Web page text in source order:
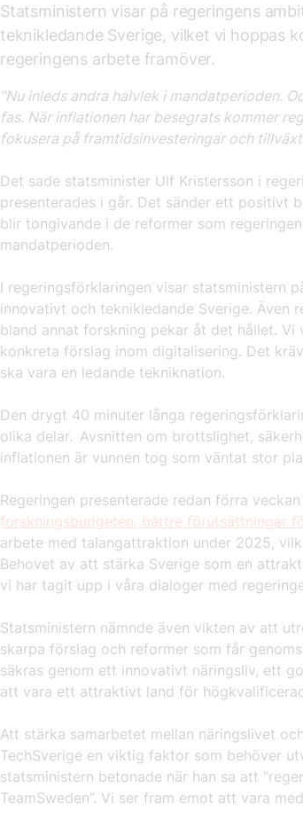
Statsministern visar på regeringens
teknikledande Sverige, vilket vi hoppas
regeringens arbete framöver.
”Nu inleds andra halvlek i mandatperioden.
fas. När inflationen har besegrats kommer
fokusera på framtidsinvesteringar och
Det sade statsminister Ulf Kristersson i
presenterades i går. Det sänder ett positivt
blir tongivande i de reformer som
mandatperioden.
I regeringsförklaringen visar statsministern
innovativt och teknikledande Sverige. Även
bland annat forskning pekar åt det hållet.
konkreta förslag inom digitalisering. Det
ska vara en ledande tekniknation.
Den drygt 40 minuter långa
olika delar. Avsnitten om brottslighet,
inflationen är vunnen tog som väntat stor
Regeringen presenterade redan förra veckan
forskningsbudgeten, bättre förutsättningar
arbete med talangattraktion under 2025,
Behovet av att stärka Sverige som en
vi har tagit upp i våra dialoger med
Statsministern nämnde även vikten av att
skarpa förslag och reformer som får
säkras genom ett innovativt näringsliv, ett
att vara ett attraktivt land för
Att stärka samarbetet mellan näringslivet
TechSverige en viktig faktor som behöver
statsministern betonade när han sa att
TeamSweden”. Vi ser fram emot att vara